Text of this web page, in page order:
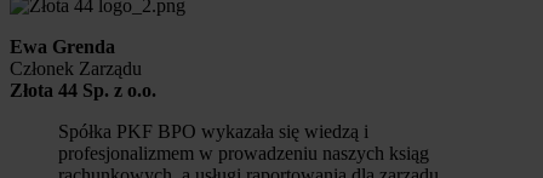
Ewa Grenda
Członek Zarządu
Złota 44 Sp. z o.o.
Spółka PKF BPO wykazała się wiedzą i
profesjonalizmem w prowadzeniu naszych ksiąg